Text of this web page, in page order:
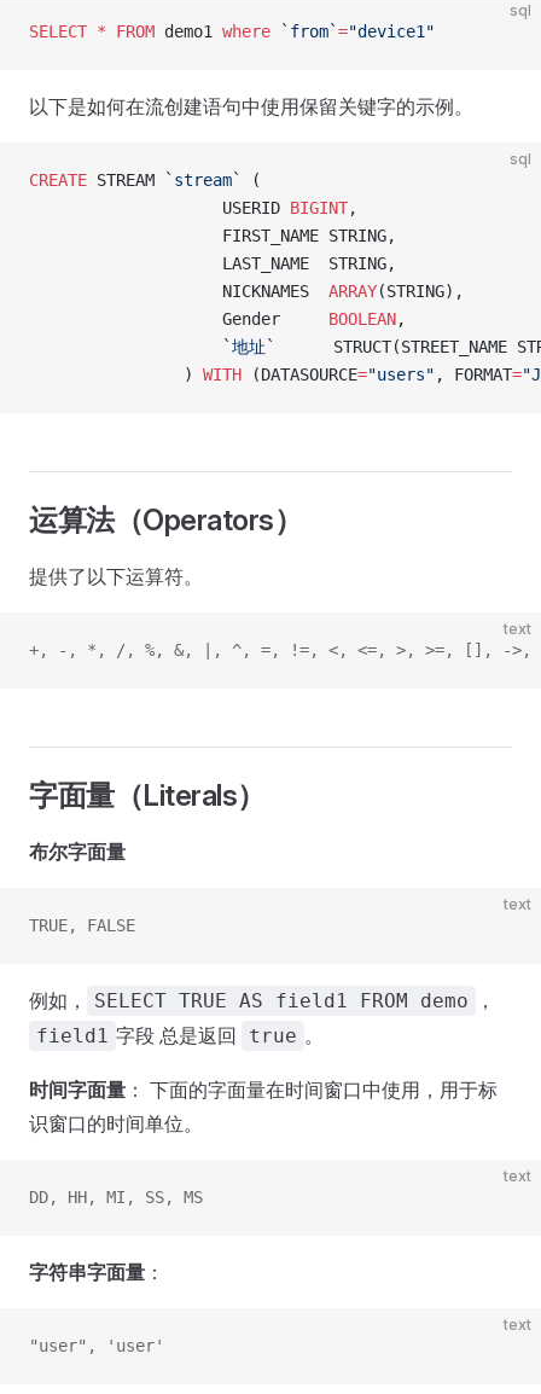
sql
SELECT * FROM demo1 where `from`="device1"
以下是如何在流创建语句中使用保留关键字的示例。
sql
CREATE STREAM `stream`
(
                    USERID
BIGINT,
                    FIRST_NAME STRING,
                    LAST_NAME  STRING,
                    NICKNAMES
ARRAY(STRING),
                    Gender
BOOLEAN,
                    `地址`
STRUCT(STREET_NAME
                )
WITH (DATASOURCE="users" , FORMAT=
运算法（Operators）
提供了以下运算符。
text
+, -, *, /, %, &, |, ^, =, !=, <, <=, >, >=, [], ->, (), IN,
字面量（Literals）
布尔字面量
text
TRUE, FALSE
例如， SELECT TRUE AS field1 FROM demo ，
field1 字段 总是返回 true 。
时间字面量 ： 下面的字面量在时间窗口中使用，用于标
识窗口的时间单位。
text
DD, HH, MI, SS, MS
字符串字面量 ：
text
"user", 'user'